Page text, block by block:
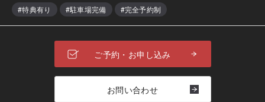
#特典有り #駐車場完備 #完全予約制
ご予約・お申し込み
お問い合わせ